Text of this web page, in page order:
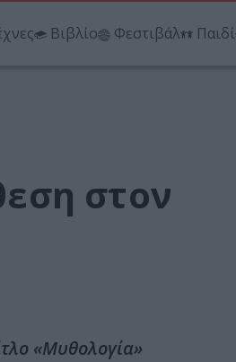
Βιβλίο Φεστιβάλ Παιδί
στον
«Μυθολογία»